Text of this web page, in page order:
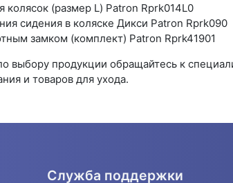
колясок (размер L) Patron Rprk014L0
сидения в коляске Дикси Patron Rprk090
замком (комплект) Patron Rprk41901
выбору продукции обращайтесь к
и товаров для ухода.
Служба поддержки